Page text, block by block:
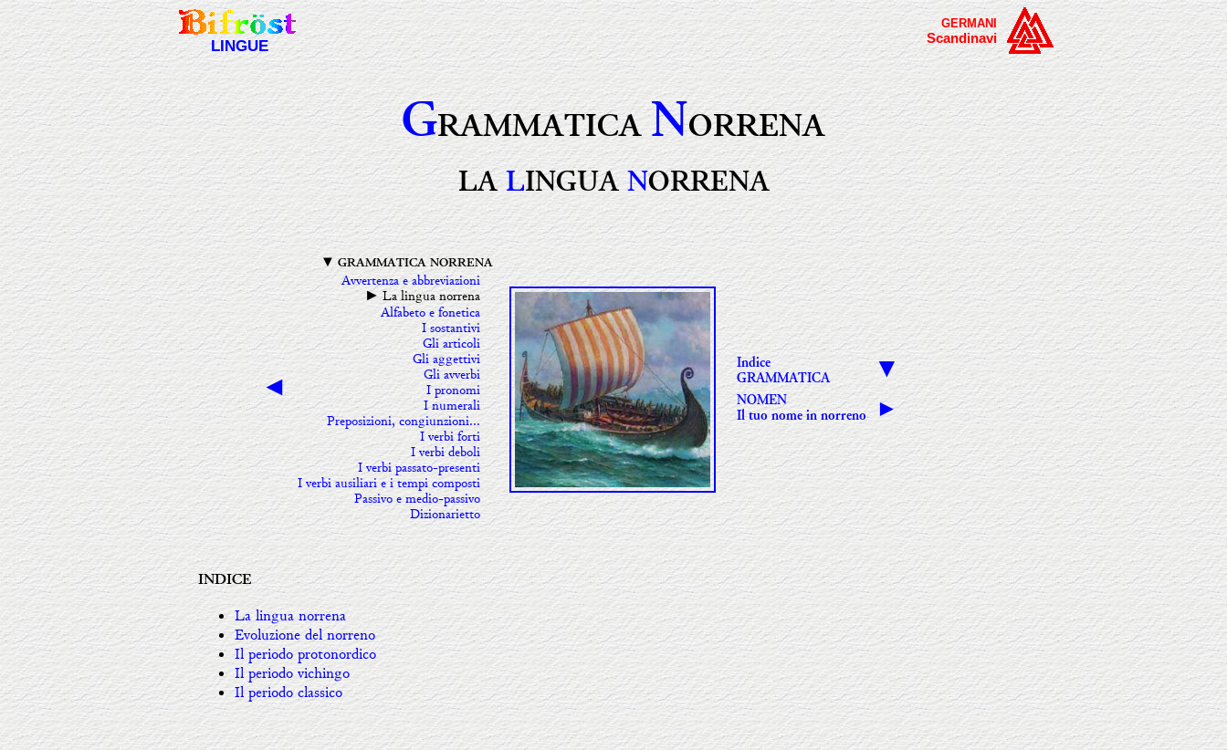
LINGUE
GERMANI
Scandinavi
GRAMMATICA NORRENA
LALINGUANORRENA
◄
▼ GRAMMATICA NORRENA
Avvertenza e abbreviazioni
►La lingua norrena
Alfabeto e fonetica
I sostantivi
Gli articoli
Gli aggettivi
Gli avverbi
I pronomi
I numerali
Preposizioni, congiunzioni...
I verbi forti
I verbi deboli
I verbi passato-presenti
I verbi ausiliari e i tempi composti
Passivo e medio-passivo
Dizionarietto
Indice
GRAMMATICA
▼
NOMEN
Il tuo nome in norreno
►
INDICE
La lingua norrena
Evoluzione del norreno
Il periodo protonordico
Il periodo vichingo
Il periodo classico